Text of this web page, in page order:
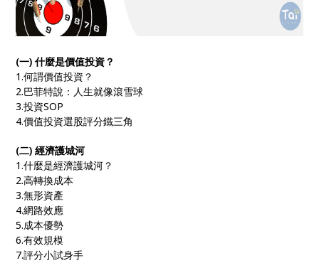
(一) 什麼是價值投資？
1.何謂價值投資？
2.巴菲特說：人生就像滾雪球
3.投資SOP
4.價值投資選股評分鐵三角
(二) 經濟護城河
1.什麼是經濟護城河？
2.高轉換成本
3.無形資產
4.網路效應
5.成本優勢
6.有效規模
7.評分小試身手